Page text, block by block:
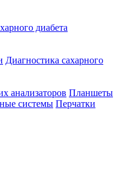
диабета
Диагностика сахарного
анализаторов Планшеты
системы Перчатки